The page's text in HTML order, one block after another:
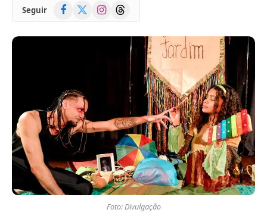
Seguir Facebook
(Twitter)
InstagramThreads
Foto: Divulgação